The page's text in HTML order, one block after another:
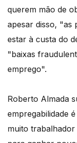
querem mão de
apesar disso, "as
estar à custa do
"baixas
emprego".
Roberto Almada
empregabilidade
muito